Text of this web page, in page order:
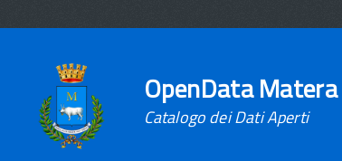
OpenData Matera
Catalogo dei Dati Aperti